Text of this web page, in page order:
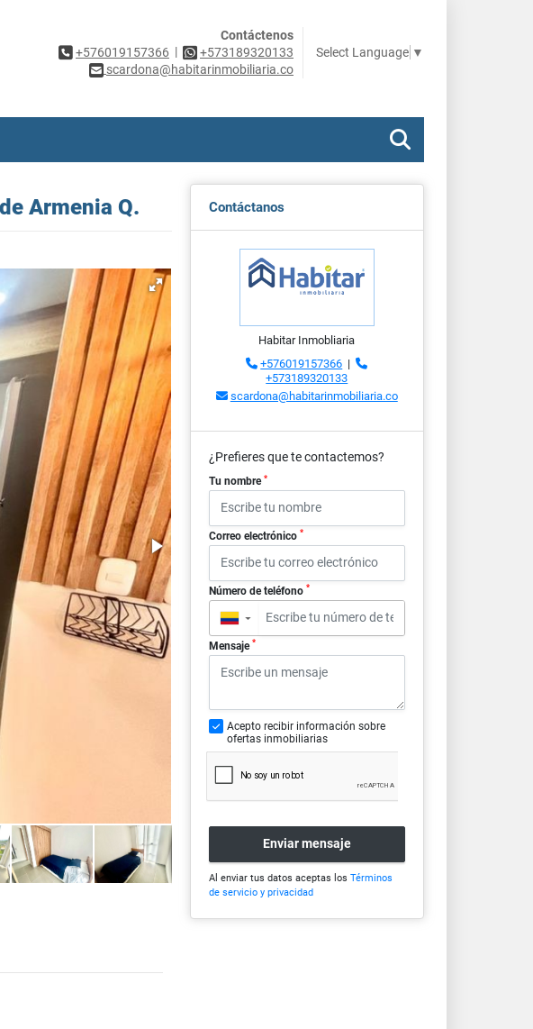
Contáctenos
+576019157366 |
+573189320133
scardona@habitarinmobiliaria.co
Select Language ▼
Armenia Q. Contáctanos
Habitar Inmobliaria
+576019157366 |
+573189320133
scardona@habitarinmobiliaria.co
¿Prefieres que te contactemos?
Tu nombre *
Correo electrónico *
Número de teléfono *
▼
Mensaje *
Acepto recibir información sobre
ofertas inmobiliarias
Enviar mensaje
Al enviar tus datos aceptas los Términos
de servicio y privacidad